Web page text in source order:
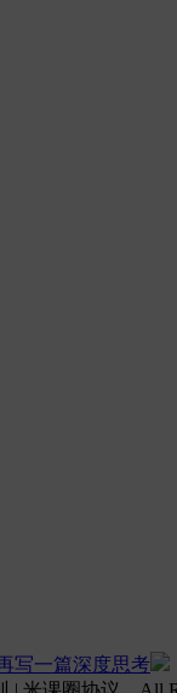
写一篇深度思考